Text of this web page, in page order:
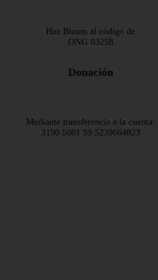
Haz Bizum al código de
ONG 03258
Donación
Mediante transferencia a la cuenta:
3190 5001 59 5239664823